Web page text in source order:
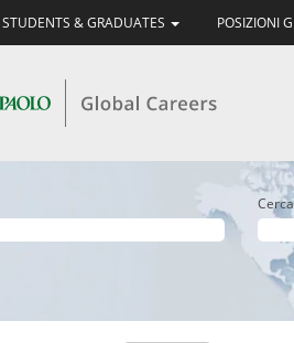
& GRADUATES POSIZIONI